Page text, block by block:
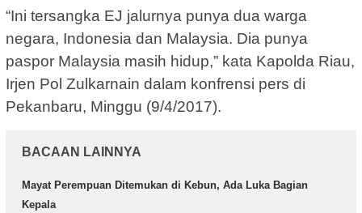
“Ini tersangka EJ jalurnya punya dua warga
negara, Indonesia dan Malaysia. Dia punya
paspor Malaysia masih hidup,” kata Kapolda Riau,
Irjen Pol Zulkarnain dalam konfrensi pers di
Pekanbaru, Minggu (9/4/2017).
BACAAN LAINNYA
Mayat Perempuan Ditemukan di Kebun, Ada Luka Bagian
Kepala